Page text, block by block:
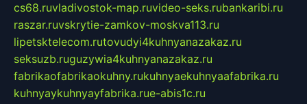
cs68.ruvladivostok-map.ruvideo-seks.rubankaribi.ru
raszar.ruvskrytie-zamkov-moskva113.ru
lipetsktelecom.rutovudyi4kuhnyanazakaz.ru
seksuzb.ruguzywia4kuhnyanazakaz.ru
fabrikaofabrikaokuhny.rukuhnyaekuhnyaafabrika.ru
kuhnyaykuhnyayfabrika.rue-abis1c.ru